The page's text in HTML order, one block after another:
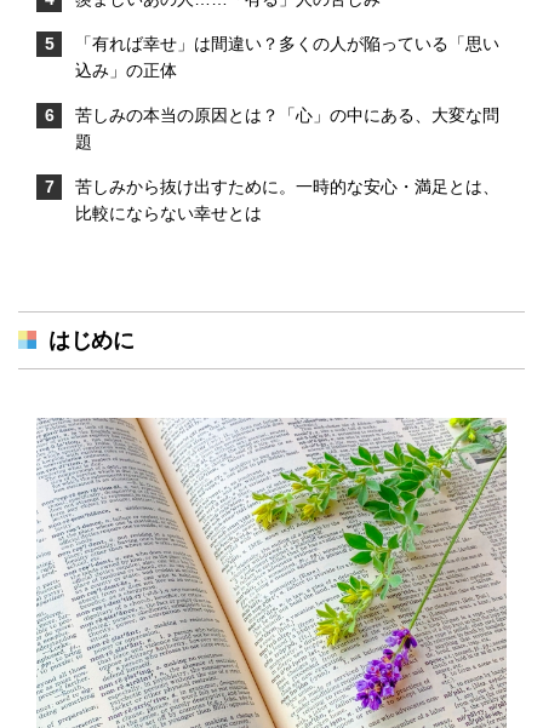
「有れば幸せ」は間違い？多くの人が陥っている「思い
込み」の正体
苦しみの本当の原因とは？「心」の中にある、大変な問
題
苦しみから抜け出すために。一時的な安心・満足とは、
比較にならない幸せとは
はじめに